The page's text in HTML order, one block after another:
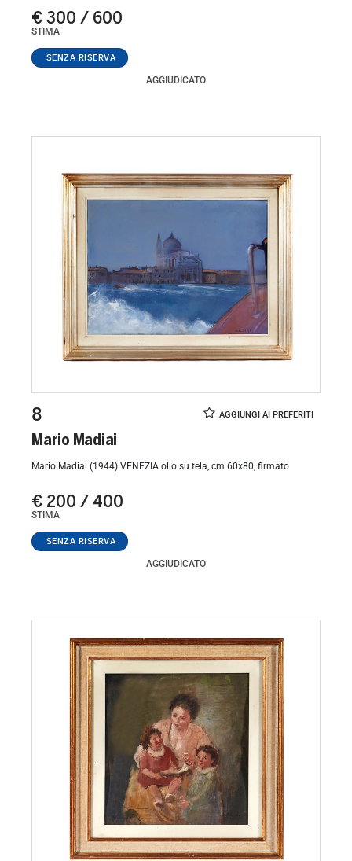
€ 300 / 600
STIMA
AGGIUDICATO
8
Mario Madiai
Mario Madiai (1944) VENEZIA olio su tela, cm 60x80, firmato
€ 200 / 400
STIMA
AGGIUDICATO